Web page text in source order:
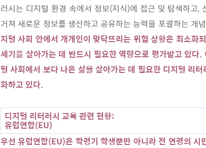
러시는 디지털 환경 속에서 정보(지식)에 접근 및 탐색하고,
거쳐 새로운 정보를 생산하고 공유하는 능력을 포괄하는 개
지털 사회 안에서 개개인이 맞닥뜨리는 위험 상황은 최소화
세기를 살아가는 데 반드시 필요한 역량으로 평가받고 있다
털 사회에서 보다 나은 삶을 살아가는 데 필요한 디지털 리
화하고 있다.
디지털 리터러시 교육 관련 현황:
유럽연합(EU)
우선 유럽연합(EU)은 학령기 학생뿐만 아니라 전 연령의 시